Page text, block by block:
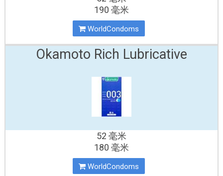
190 毫米
WorldCondoms
Okamoto Rich Lubricative
52 毫米
180 毫米
WorldCondoms